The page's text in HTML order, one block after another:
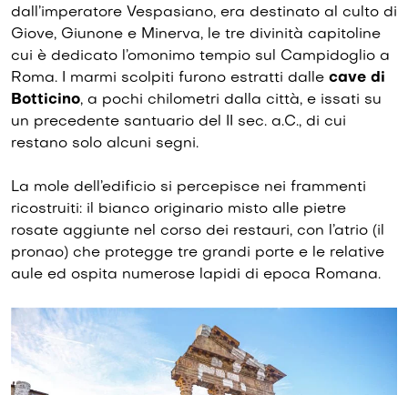
dall’imperatore Vespasiano, era destinato al culto di
Giove, Giunone e Minerva, le tre divinità capitoline
cui è dedicato l’omonimo tempio sul Campidoglio a
Roma. I marmi scolpiti furono estratti dalle cave di
Botticino, a pochi chilometri dalla città, e issati su
un precedente santuario del II sec. a.C., di cui
restano solo alcuni segni.
La mole dell’edificio si percepisce nei frammenti
ricostruiti: il bianco originario misto alle pietre
rosate aggiunte nel corso dei restauri, con l’atrio (il
pronao) che protegge tre grandi porte e le relative
aule ed ospita numerose lapidi di epoca Romana.